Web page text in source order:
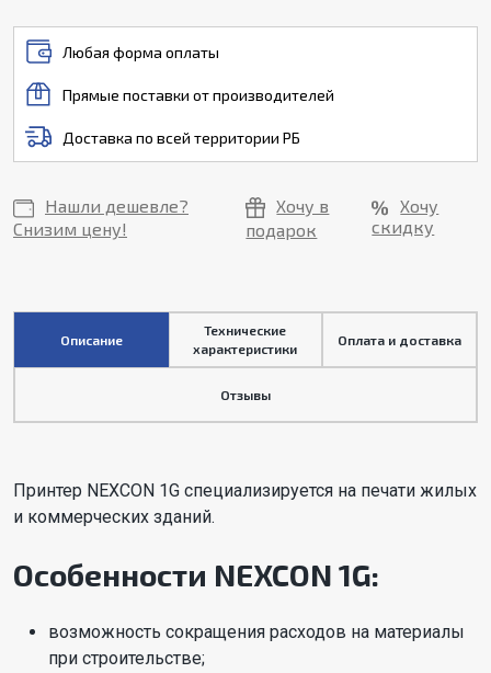
Любая форма оплаты
Прямые поставки от производителей
Доставка по всей территории РБ
Нашли дешевле?
Снизим цену!
Хочу в
подарок
Хочу
скидку
Описание
Технические
характеристики
Оплата и доставка
Отзывы
Принтер NEXCON 1G специализируется на печати жилых
и коммерческих зданий.
Особенности NEXCON 1G:
возможность сокращения расходов на материалы
при строительстве;